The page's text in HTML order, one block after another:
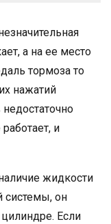
а на ее место
тормоза то
нажатий
и
жидкости
системы, он
Если